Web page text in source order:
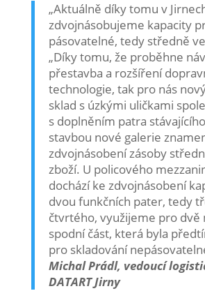
„Aktuálně díky tomu v
zdvojnásobujeme kapacity
pásovatelné, tedy středně
„Díky tomu, že proběhne
přestavba a rozšíření
technologie, tak pro nás
sklad s úzkými uličkami
s doplněním patra
stavbou nové galerie
zdvojnásobení zásoby
zboží. U policového
dochází ke zdvojnásobení
dvou funkčních pater, tedy
čtvrtého, využijeme pro dvě
spodní část, která byla
pro skladování
Michal Prádl, vedoucí
DATART Jirny